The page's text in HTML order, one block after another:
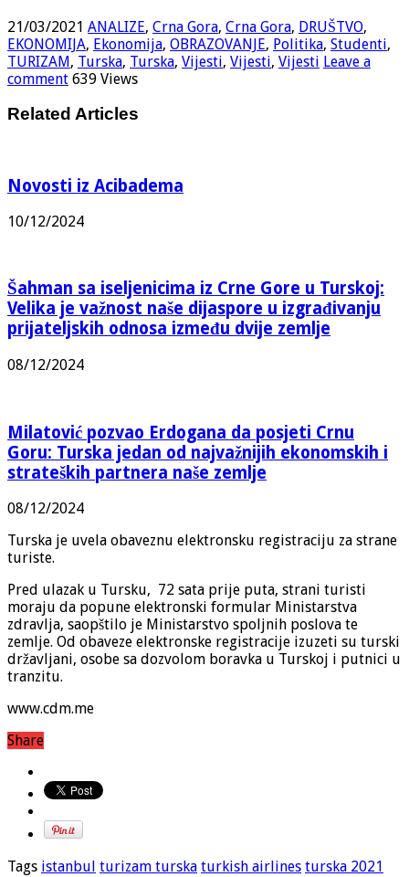
21/03/2021 ANALIZE, Crna Gora, Crna Gora, DRUŠTVO,
EKONOMIJA, Ekonomija, OBRAZOVANJE, Politika, Studenti,
TURIZAM, Turska, Turska, Vijesti, Vijesti, Vijesti Leave a
comment 639 Views
Related Articles
Novosti iz Acibadema
10/12/2024
Šahman sa iseljenicima iz Crne Gore u Turskoj:
Velika je važnost naše dijaspore u izgrađivanju
prijateljskih odnosa između dvije zemlje
08/12/2024
Milatović pozvao Erdogana da posjeti Crnu
Goru: Turska jedan od najvažnijih ekonomskih i
strateških partnera naše zemlje
08/12/2024
Turska je uvela obaveznu elektronsku registraciju za strane
turiste.
Pred ulazak u Tursku, 72 sata prije puta, strani turisti
moraju da popune elektronski formular Ministarstva
zdravlja, saopštilo je Ministarstvo spoljnih poslova te
zemlje. Od obaveze elektronske registracije izuzeti su turski
državljani, osobe sa dozvolom boravka u Turskoj i putnici u
tranzitu.
www.cdm.me
Share
Tags istanbul turizam turska turkish airlines turska 2021